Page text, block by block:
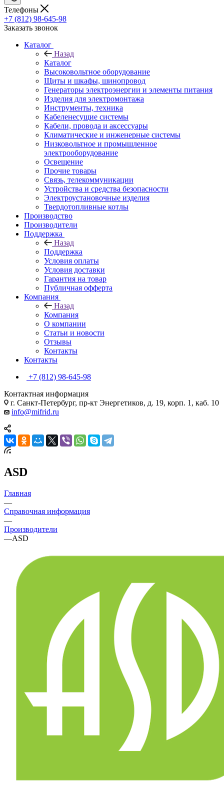
Телефоны
+7 (812) 98-645-98
Заказать звонок
Каталог
Назад
Каталог
Высоковольтное оборудование
Щиты и шкафы, шинопровод
Генераторы электроэнергии и элементы питания
Изделия для электромонтажа
Инструменты, техника
Кабеленесущие системы
Кабели, провода и аксессуары
Климатические и инженерные системы
Низковольтное и промышленное
электрооборудование
Освещение
Прочие товары
Связь, телекоммуникации
Устройства и средства безопасности
Электроустановочные изделия
Твердотопливные котлы
Производство
Производители
Поддержка
Назад
Поддержка
Условия оплаты
Условия доставки
Гарантия на товар
Публичная офферта
Компания
Назад
Компания
О компании
Статьи и новости
Отзывы
Контакты
Контакты
+7 (812) 98-645-98
Контактная информация
г. Санкт-Петербург, пр-кт Энергетиков, д. 19, корп. 1, каб. 10
info@mifrid.ru
ASD
Главная
—
Справочная информация
—
Производители
—ASD